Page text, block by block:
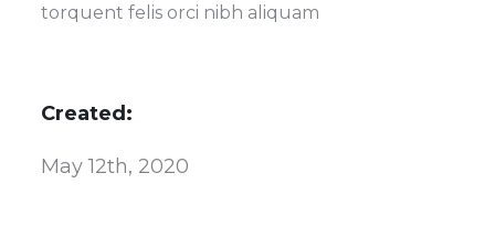
torquent felis orci nibh aliquam
Created:
May 12th, 2020